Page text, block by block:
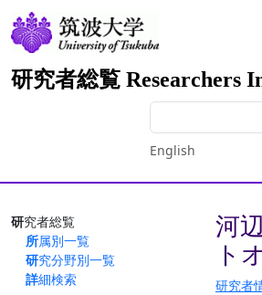
研究者総覧 Researchers
English
研究者総覧
所属別一覧
研究分野別一覧
詳細検索
河
ト
研究者